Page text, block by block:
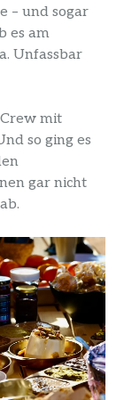
– und sogar
es am
Unfassbar
mit
so ging es
gar nicht